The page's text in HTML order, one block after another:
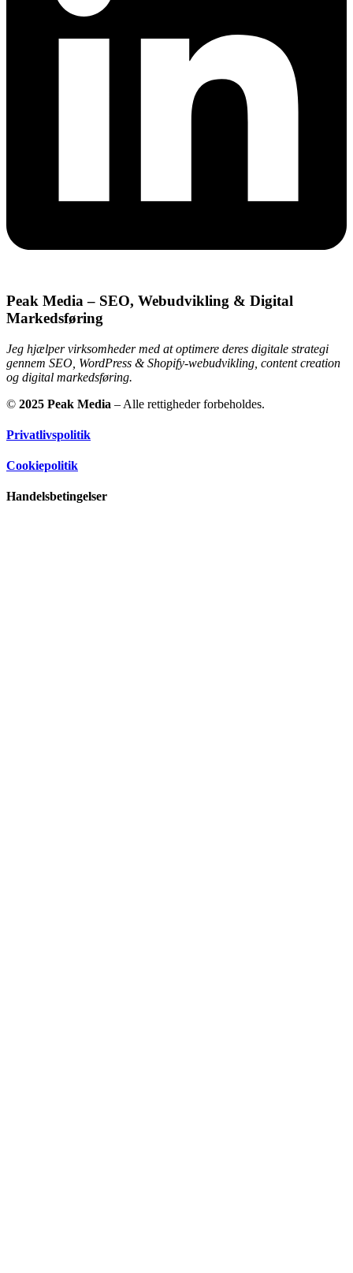
Peak Media – SEO, Webudvikling & Digital
Markedsføring
Jeg hjælper virksomheder med at optimere deres digitale strategi
gennem SEO, WordPress & Shopify-webudvikling, content creation
og digital markedsføring.
© 2025 Peak Media – Alle rettigheder forbeholdes.
Privatlivspolitik
Cookiepolitik
Handelsbetingelser